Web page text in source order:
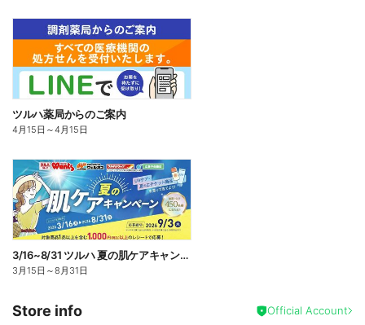
ツルハ薬局からのご案内
4月15日 ～4月15日
3/16~8/31 ツルハ 夏の肌ケアキャンペーン
3月15日 ～8月31日
Store info Official Account